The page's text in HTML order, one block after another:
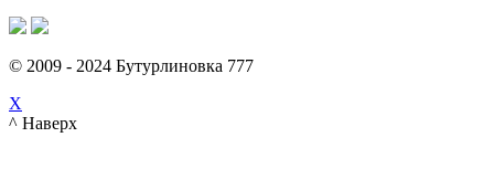
© 2009 - 2024 Бутурлиновка 777
X
^ Наверх